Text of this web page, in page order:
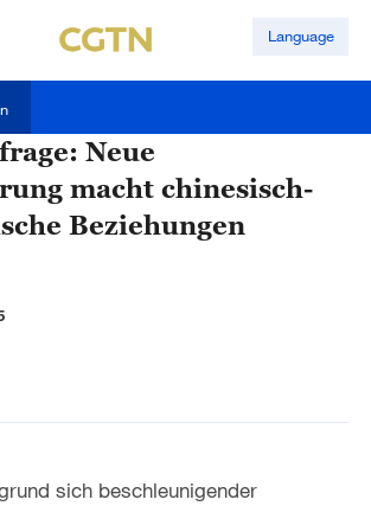
Language
Neue
macht chinesisch-
Beziehungen
sich beschleunigender